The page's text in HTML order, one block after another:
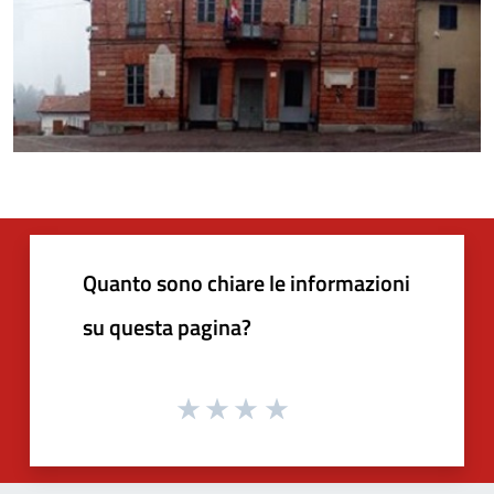
Quanto sono chiare le informazioni
su questa pagina?